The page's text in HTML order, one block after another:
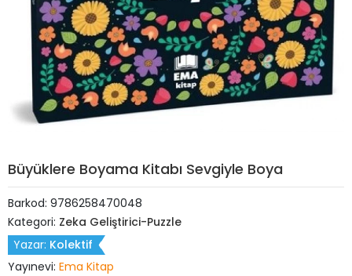
Büyüklere Boyama Kitabı Sevgiyle Boya
Barkod: 9786258470048
Kategori: Zeka Geliştirici-Puzzle
Yazar: Kolektif
Yayınevi: Ema Kitap